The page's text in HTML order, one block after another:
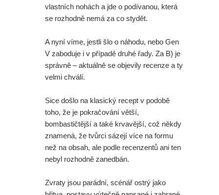
vlastních nohách a jde o podívanou, která
se rozhodně nemá za co stydět.
A nyní víme, jestli šlo o náhodu, nebo Gen
V zaboduje i v případě druhé řady. Za B) je
správně – aktuálně se objevily recenze a ty
velmi chválí.
Sice došlo na klasický recept v podobě
toho, že je pokračování větší,
bombastičtější a také krvavější, což někdy
znamená, že tvůrci sázejí více na formu
než na obsah, ale podle recenzentů ani ten
nebyl rozhodně zanedbán.
Zvraty jsou parádní, scénář ostrý jako